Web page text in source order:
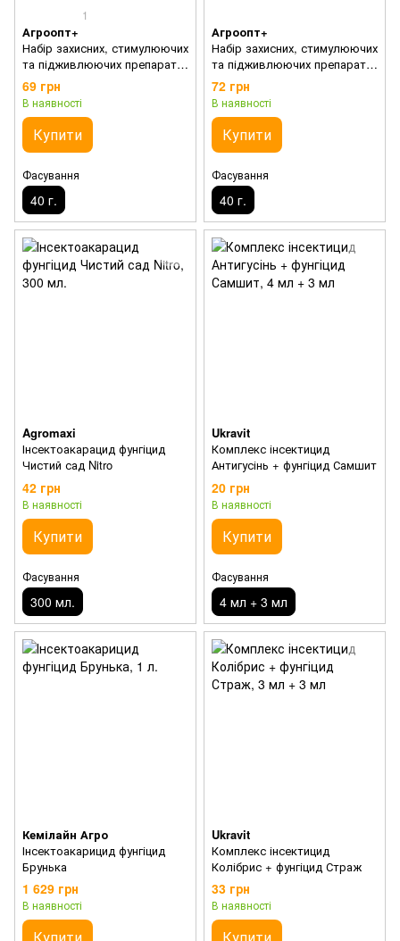
1
Агроопт+
Набір захисних, стимулюючих
та підживлюючих препаратів
Помідорчик 2
69 грн
В наявності
Купити
Фасування
40 г.
Агроопт+
Набір захисних, стимулюючих
та підживлюючих препаратів
Цибулинка 2
72 грн
В наявності
Купити
Фасування
40 г.
Agromaxi
Інсектоакарацид фунгіцид
Чистий сад Nitro
42 грн
В наявності
Купити
Фасування
300 мл.
Ukravit
Комплекс інсектицид
Антигусінь + фунгіцид Самшит
20 грн
В наявності
Купити
Фасування
4 мл + 3 мл
Кемілайн Агро
Інсектоакарицид фунгіцид
Брунька
1 629 грн
В наявності
Купити
Ukravit
Комплекс інсектицид
Колібрис + фунгіцид Страж
33 грн
В наявності
Купити